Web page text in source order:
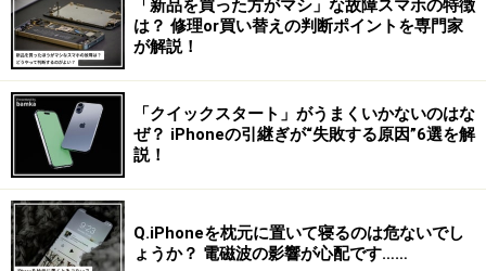
「新品を買った方がマシ」な故障スマホの特徴
は？ 修理or買い替えの判断ポイントを専門家
が解説！
「クイックスタート」がうまくいかないのはな
ぜ？ iPhoneの引継ぎが“失敗する原因”6選を解
説！
Q.iPhoneを枕元に置いて寝るのは危ないでし
ょうか？ 電磁波の影響が心配です……